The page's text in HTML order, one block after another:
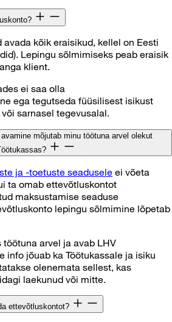
kõik eraisikud, kellel on Eesti
Lepingu sõlmimiseks peab eraisik
klient.
ei saa olla
ega tegutseda füüsilisest isikust
sarnasel tegevusalal.
mõjutab minu töötuna arvel olekut
ja -toetuste seadusele ei võeta
ta omab ettevõtluskontot
maksustamise seaduse
lepingu sõlmimine lõpetab
töötuna arvel ja avab LHV
info jõuab ka Töötukassale ja isiku
olenemata sellest, kas
laekunud või mitte.
ettevõtluskontot?